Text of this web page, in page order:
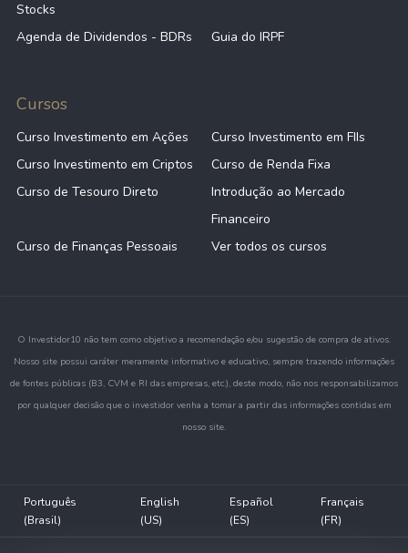
Stocks
Agenda de Dividendos - BDRs Guia do IRPF
Cursos
Curso Investimento em Ações
Curso Investimento em FIIs
Curso Investimento em Criptos
Curso de Renda Fixa
Curso de Tesouro Direto
Introdução ao Mercado
Financeiro
Curso de Finanças Pessoais
Ver todos os cursos
O Investidor10 não tem como objetivo a recomendação e/ou sugestão de compra de ativos.
Nosso site possui caráter meramente informativo e educativo, sempre trazendo informações
de fontes públicas (B3, CVM e RI das empresas, etc.), deste modo, não nos responsabilizamos
por qualquer decisão que o investidor venha a tomar a partir das informações contidas em
nosso site.
Português
(Brasil)
English
(US)
Español
(ES)
Français
(FR)